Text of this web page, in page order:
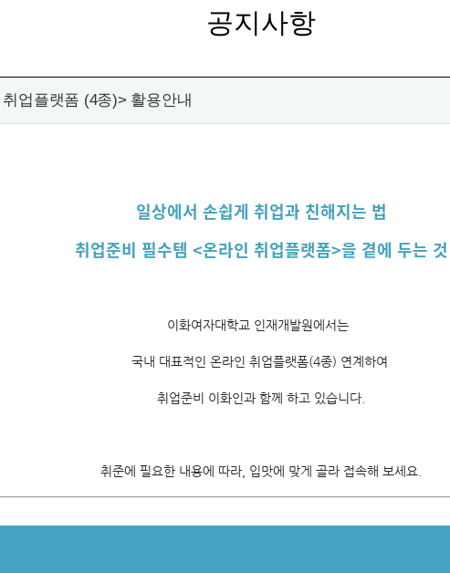
공지사항
업플랫폼 (4종)> 활용안내
일상에서 손쉽게 취업과 친해지는 법
취업준비 필수템 <온라인 취업플랫폼>을 곁에 두는 것
이화여자대학교 인재개발원에서는
국내 대표적인 온라인 취업플랫폼(4종) 연계하여
취업준비 이화인과 함께 하고 있습니다.
취준에 필요한 내용에 따라, 입맛에 맞게 골라 접속해 보세요.